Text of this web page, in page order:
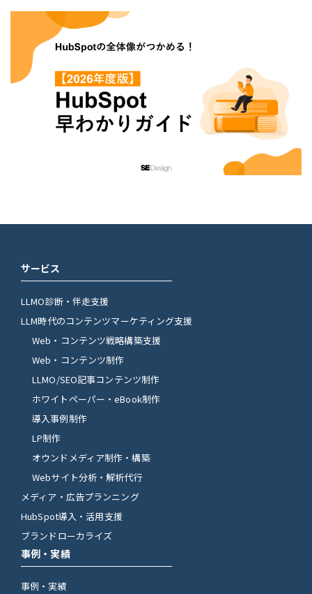
サービス
LLMO診断・伴走支援
LLM時代のコンテンツマーケティング支援
Web・コンテンツ戦略構築支援
Web・コンテンツ制作
LLMO/SEO記事コンテンツ制作
ホワイトペーパー・eBook制作
導入事例制作
LP制作
オウンドメディア制作・構築
Webサイト分析・解析代行
メディア・広告プランニング
HubSpot導入・活用支援
ブランドローカライズ
事例・実績
事例・実績